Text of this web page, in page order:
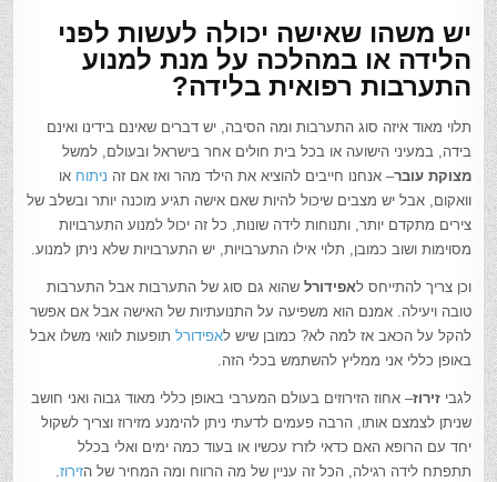
יש משהו שאישה יכולה לעשות לפני
הלידה או במהלכה על מנת למנוע
התערבות רפואית בלידה?
תלוי מאוד איזה סוג התערבות ומה הסיבה, יש דברים שאינם בידינו ואינם
בידה, במעיני הישועה או בכל בית חולים אחר בישראל ובעולם, למשל
מצוקת עובר– אנחנו חייבים להוציא את הילד מהר ואז אם זה ניתוח או
וואקום, אבל יש מצבים שיכול להיות שאם אישה תגיע מוכנה יותר ובשלב של
צירים מתקדם יותר, ותנוחות לידה שונות, כל זה יכול למנוע התערבויות
מסוימות ושוב כמובן, תלוי אילו התערבויות, יש התערבויות שלא ניתן למנוע.
וכן צריך להתייחס לאפידורל שהוא גם סוג של התערבות אבל התערבות
טובה ויעילה. אמנם הוא משפיעה על התנועתיות של האישה אבל אם אפשר
להקל על הכאב אז למה לא? כמובן שיש לאפידורל תופעות לוואי משלו אבל
באופן כללי אני ממליץ להשתמש בכלי הזה.
לגביזירוז– אחוז הזירוזים בעולם המערבי באופן כללי מאוד גבוה ואני חושב
שניתן לצמצם אותו, הרבה פעמים לדעתי ניתן להימנע מזירוז וצריך לשקול
יחד עם הרופא האם כדאי לזרז עכשיו או בעוד כמה ימים ואלי בכלל
תתפתח לידה רגילה, הכל זה עניין של מה הרווח ומה המחיר של הזירוז.